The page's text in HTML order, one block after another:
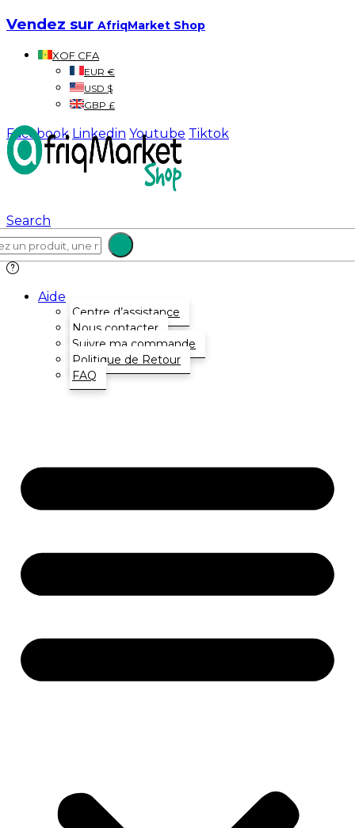
Vendez sur AfriqMarket Shop
XOF CFA
EUR €
USD $
GBP £
Facebook Linkedin Youtube Tiktok
Search
Aide
Centre d’assistance
Nous contacter
Suivre ma commande
Politique de Retour
FAQ